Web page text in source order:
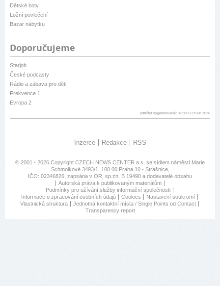
Dětské boty
Ložní povlečení
Bazar nábytku
Doporučujeme
Starjob
České podcasty
Rádio a zábava pro děti
Frekvence 1
Evropa 2
patička vygenerovaná: 07:30:12 09.08.2026
Inzerce Redakce RSS
© 2001 - 2026 Copyright CZECH NEWS CENTER a.s. se sídlem náměstí Marie
Schmolkové 3493/1, 100 00 Praha 10 - Strašnice,
IČO: 02346826, zapsána v OR, sp.zn. B 19490 a dodavatelé obsahu
Autorská práva k publikovaným materiálům
Podmínky pro užívání služby informační společnosti
Informace o zpracování osobních údajů
Cookies
Nastavení soukromí
Vlastnická struktura
Jednotná kontaktní místa / Single Points od Contact
Transparency report